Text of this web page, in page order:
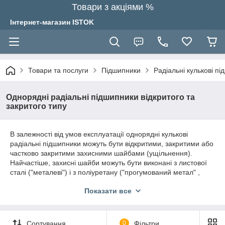
Товари з акціями %
Інтернет-магазин ISTOK
Товари та послуги Підшипники Радіальні кулькові
Однорядні радіальні підшипники відкритого та
закритого типу
В залежності від умов експлуатації однорядні кулькові
радіальні підшипники можуть бути відкритими, закритими або
частково закритими захисними шайбами (ущільнення).
Найчастіше, захисні шайби можуть бути виконані з листової
сталі ("металеві") і з поліуретану ("прогумований метал" ,
у вузлах, де обертається внутрішнє кільце, так як при
витекти мастильний матеріал, що в подальшому призведе до
перегріву підшипника. Перевагою даного типу ущільнення є
Показати все
Сортування 0 Фільтри